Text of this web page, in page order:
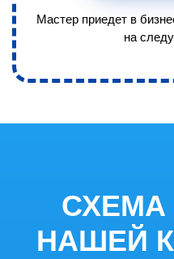
Мастер приедет в
на
НАШЕЙ
3